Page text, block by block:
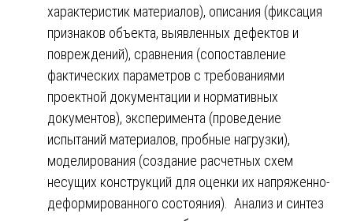
характеристик материалов), описания (фиксация
признаков объекта, выявленных дефектов и
повреждений), сравнения (сопоставление
фактических параметров с требованиями
проектной документации и нормативных
документов), эксперимента (проведение
испытаний материалов, пробные нагрузки),
моделирования (создание расчетных схем
несущих конструкций для оценки их напряженно-
деформированного состояния). Анализ и синтез